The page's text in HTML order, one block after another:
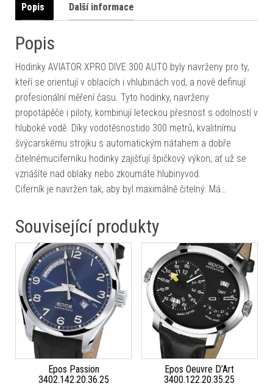
Popis Další informace
Popis
Hodinky AVIATOR XPRO DIVE 300 AUTO byly navrženy pro ty,
kteří se orientují v oblacích i vhlubinách vod, a nově definují
profesionální měření času. Tyto hodinky, navrženy
propotápěče i piloty, kombinují leteckou přesnost s odolností v
hluboké vodě. Díky vodotěsnostido 300 metrů, kvalitnímu
švýcarskému strojku s automatickým nátahem a dobře
čitelnémuciferníku hodinky zajišťují špičkový výkon, ať už se
vznášíte nad oblaky nebo zkoumáte hlubinyvod.
Ciferník je navržen tak, aby byl maximálně čitelný. Má…
Související produkty
Epos Passion
3402.142.20.36.25
Epos Oeuvre D’Art
3400.122.20.35.25